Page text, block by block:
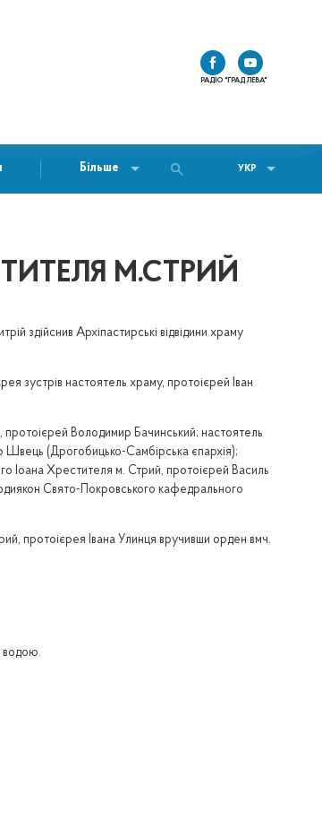
РАДІО "ГРАД ЛЕВА"
Більше УКР
М.СТРИЙ
здійснив Архіпастирські відвідини храму
зустрів настоятель храму, протоієрей Іван
протоієрей Володимир Бачинський; настоятель
Швець (Дрогобицько-Самбірська єпархія);
Іоана Хрестителя м. Стрий, протоієрей Василь
Свято-Покровського кафедрального
протоієрея Івана Улинця вручивши орден вмч.
водою.